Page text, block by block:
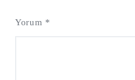
Yorum *